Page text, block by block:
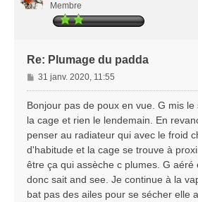
Membre
Re: Plumage du padda
M
e
s
g
e
31 janv. 2020, 11:55
Bonjour pas de poux en vue. G mis
la cage et rien le lendemain. En
penser au radiateur qui avec le froid
d'habitude et la cage se trouve à
être ça qui assèche c plumes. G aéré
donc sait and see. Je continue à la
bat pas des ailes pour se sécher elle